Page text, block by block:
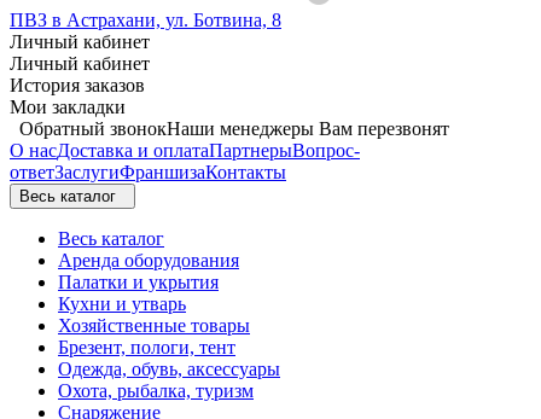
ПВЗ в Астрахани, ул. Ботвина, 8
Личный кабинет
Личный кабинет
История заказов
Мои закладки
Обратный звонокНаши менеджеры Вам перезвонят
О насДоставка и оплатаПартнерыВопрос-
ответЗаслугиФраншизаКонтакты
Весь каталог
Весь каталог
Аренда оборудования
Палатки и укрытия
Кухни и утварь
Хозяйственные товары
Брезент, пологи, тент
Одежда, обувь, аксессуары
Охота, рыбалка, туризм
Снаряжение